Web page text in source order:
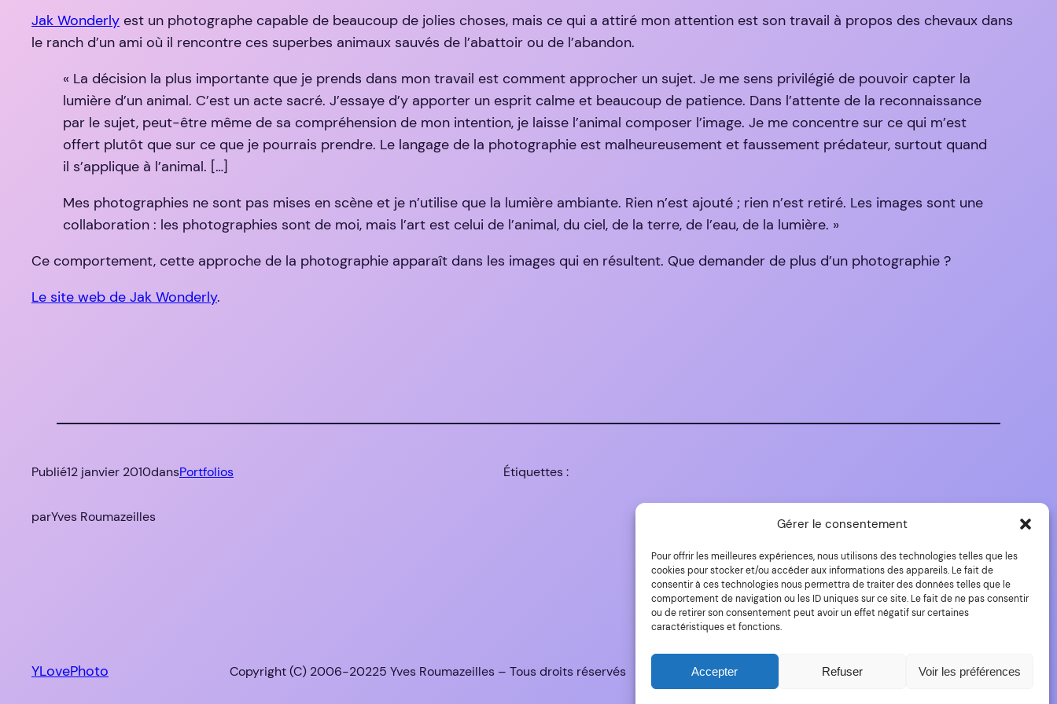
Gérer le consentement
Pour offrir les meilleures expériences, nous utilisons des technologies telles que les
cookies pour stocker et/ou accéder aux informations des appareils. Le fait de
consentir à ces technologies nous permettra de traiter des données telles que le
comportement de navigation ou les ID uniques sur ce site. Le fait de ne pas consentir
ou de retirer son consentement peut avoir un effet négatif sur certaines
caractéristiques et fonctions.
Accepter Refuser Voir les préférences
Jak Wonderly est un photographe capable de beaucoup de jolies choses, mais ce qui a attiré mon attention est son travail à propos des chevaux dans
le ranch d’un ami où il rencontre ces superbes animaux sauvés de l’abattoir ou de l’abandon.
« La décision la plus importante que je prends dans mon travail est comment approcher un sujet. Je me sens privilégié de pouvoir capter la
lumière d’un animal. C’est un acte sacré. J’essaye d’y apporter un esprit calme et beaucoup de patience. Dans l’attente de la reconnaissance
par le sujet, peut-être même de sa compréhension de mon intention, je laisse l’animal composer l’image. Je me concentre sur ce qui m’est
offert plutôt que sur ce que je pourrais prendre. Le langage de la photographie est malheureusement et faussement prédateur, surtout quand
il s’applique à l’animal. […]
Mes photographies ne sont pas mises en scène et je n’utilise que la lumière ambiante. Rien n’est ajouté ; rien n’est retiré. Les images sont une
collaboration : les photographies sont de moi, mais l’art est celui de l’animal, du ciel, de la terre, de l’eau, de la lumière. »
Ce comportement, cette approche de la photographie apparaît dans les images qui en résultent. Que demander de plus d’un photographie ?
Le site web de Jak Wonderly.
Publié12 janvier 2010dansPortfolios
parYves Roumazeilles
Étiquettes :
YLovePhoto Copyright (C) 2006-20225 Yves Roumazeilles – Tous droits réservés Fièrement propulsé par WordPress